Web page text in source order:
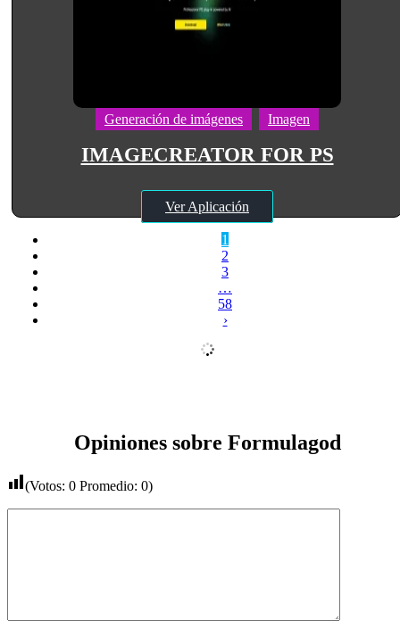
Generación de imágenes Imagen
IMAGECREATOR FOR PS
Ver Aplicación
1
2
3
…
58
›
Opiniones sobre Formulagod
(Votos: 0 Promedio: 0)